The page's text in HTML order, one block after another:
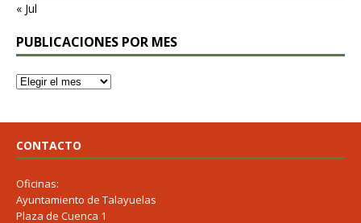
« Jul
PUBLICACIONES POR MES
CONTACTO
Oficinas:
Ayuntamiento de Talayuelas
Plaza de Cuenca 1